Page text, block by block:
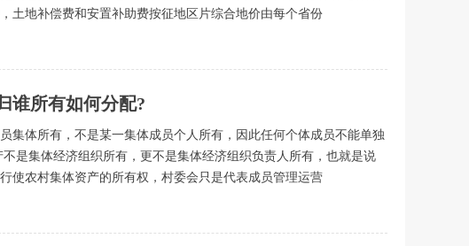
土地补偿费和安置补助费按征地区片综合地价由每个省份
谁所有如何分配?
集体所有，不是某一集体成员个人所有，因此任何个体成员不能单独
是集体经济组织所有，更不是集体经济组织负责人所有，也就是说
使农村集体资产的所有权，村委会只是代表成员管理运营